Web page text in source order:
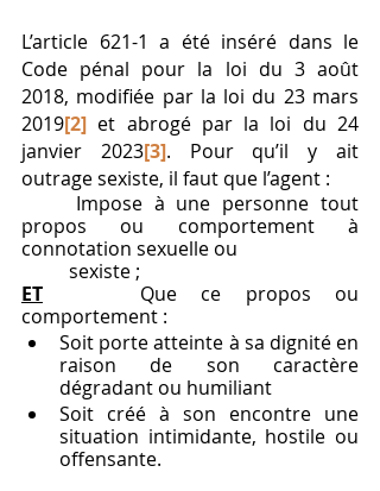
L’article 621-1 a été inséré dans le
Code pénal pour la loi du 3 août
2018, modifiée par la loi du 23 mars
2019[2] et abrogé par la loi du 24
janvier 2023[3]. Pour qu’il y ait
outrage sexiste, il faut que l’agent :
propos ou comportement à
	sexiste ;
ET
    Que ce propos ou
comportement :
Soit porte atteinte à sa dignité en
raison de son caractère
dégradant ou humiliant
Soit créé à son encontre une
situation intimidante, hostile ou
offensante.